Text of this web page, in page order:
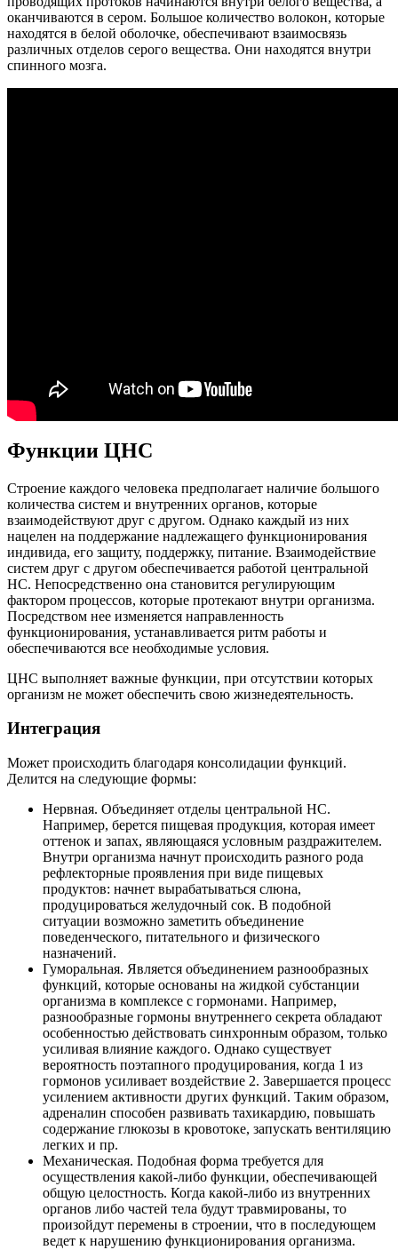
оканчиваются в сером. Большое количество волокон, которые
находятся в белой оболочке, обеспечивают взаимосвязь
различных отделов серого вещества. Они находятся внутри
спинного мозга.
Функции ЦНС
Строение каждого человека предполагает наличие большого
количества систем и внутренних органов, которые
взаимодействуют друг с другом. Однако каждый из них
нацелен на поддержание надлежащего функционирования
индивида, его защиту, поддержку, питание. Взаимодействие
систем друг с другом обеспечивается работой центральной
НС. Непосредственно она становится регулирующим
фактором процессов, которые протекают внутри организма.
Посредством нее изменяется направленность
функционирования, устанавливается ритм работы и
обеспечиваются все необходимые условия.
ЦНС выполняет важные функции, при отсутствии которых
организм не может обеспечить свою жизнедеятельность.
Интеграция
Может происходить благодаря консолидации функций.
Делится на следующие формы:
Нервная. Объединяет отделы центральной НС.
Например, берется пищевая продукция, которая имеет
оттенок и запах, являющаяся условным раздражителем.
Внутри организма начнут происходить разного рода
рефлекторные проявления при виде пищевых
продуктов: начнет вырабатываться слюна,
продуцироваться желудочный сок. В подобной
ситуации возможно заметить объединение
поведенческого, питательного и физического
назначений.
Гуморальная. Является объединением разнообразных
функций, которые основаны на жидкой субстанции
организма в комплексе с гормонами. Например,
разнообразные гормоны внутреннего секрета обладают
особенностью действовать синхронным образом, только
усиливая влияние каждого. Однако существует
вероятность поэтапного продуцирования, когда 1 из
гормонов усиливает воздействие 2. Завершается процесс
усилением активности других функций. Таким образом,
адреналин способен развивать тахикардию, повышать
содержание глюкозы в кровотоке, запускать вентиляцию
легких и пр.
Механическая. Подобная форма требуется для
осуществления какой-либо функции, обеспечивающей
общую целостность. Когда какой-либо из внутренних
органов либо частей тела будут травмированы, то
произойдут перемены в строении, что в последующем
ведет к нарушению функционирования организма.